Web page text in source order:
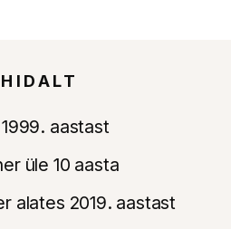
aastast
üle 10 aasta
alates 2019. aastast